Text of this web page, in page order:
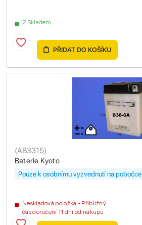
2 Skladem
PŘIDAT DO KOŠÍKU
Baterie Kyoto
(AB3315)
Neskladová položka - Přibližný
čas doručení 11 dní od nákupu
Pouze k osobnímu vyzvednutí na pobočce